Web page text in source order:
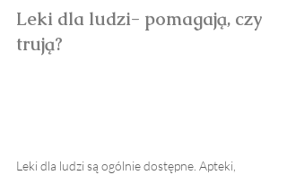
Leki dla ludzi- pomagają, czy
trują?
Leki dla ludzi są ogólnie dostępne. Apteki,